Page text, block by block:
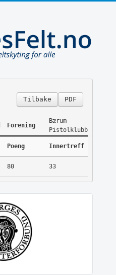
PDF
Tilbake
Forening
Bærum
Pistolklubb
Poeng Innertreff
80 33